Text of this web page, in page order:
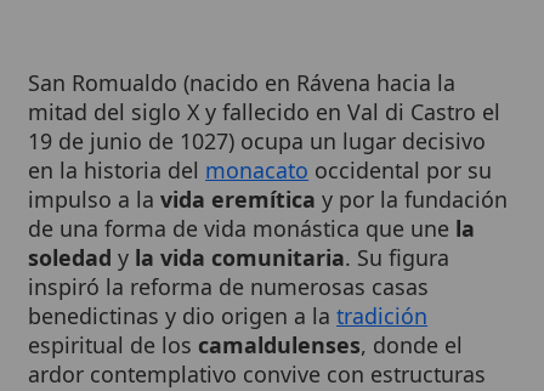
19 de junio de 1027) ocupa un lugar decisivo
en la historia del monacatooccidental por su
impulso a la vida eremíticay por la fundación
de una forma de vida monástica que unela
soledadyla vida comunitaria. Su figura
inspiró la reforma de numerosas casas
benedictinas y dio origen a latradición
espiritual de loscamaldulenses, donde el
ardor contemplativo convive con estructuras
estables dedisciplinaycaridadfraterna.1